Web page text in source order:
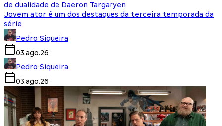
de dualidade de Daeron Targaryen
Jovem ator é um dos destaques da terceira temporada da
série
Pedro Siqueira
03.ago.26
Pedro Siqueira
03.ago.26